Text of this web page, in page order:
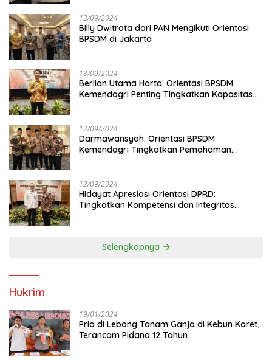
13/09/2024
Billy Dwitrata dari PAN Mengikuti Orientasi
BPSDM di Jakarta
13/09/2024
Berlian Utama Harta: Orientasi BPSDM
Kemendagri Penting Tingkatkan Kapasitas
12/09/2024
Darmawansyah: Orientasi BPSDM
Kemendagri Tingkatkan Pemahaman
12/09/2024
Hidayat Apresiasi Orientasi DPRD:
Tingkatkan Kompetensi dan Integritas
Selengkapnya
Hukrim
19/01/2024
Pria di Lebong Tanam Ganja di Kebun Karet,
Terancam Pidana 12 Tahun